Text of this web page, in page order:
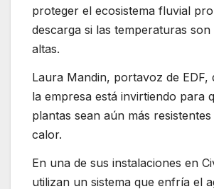
proteger el ecosistema fluvial
descarga si las temperaturas son
altas.
Laura Mandin, portavoz de EDF,
la empresa está invirtiendo para
plantas sean aún más
calor.
En una de sus instalaciones en
utilizan un sistema que enfría el